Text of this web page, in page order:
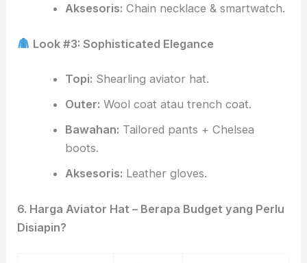
Aksesoris: Chain necklace & smartwatch.
Look #3: Sophisticated Elegance
Topi: Shearling aviator hat.
Outer: Wool coat atau trench coat.
Bawahan: Tailored pants + Chelsea
boots.
Aksesoris: Leather gloves.
6. Harga Aviator Hat – Berapa Budget yang Perlu
Disiapin?